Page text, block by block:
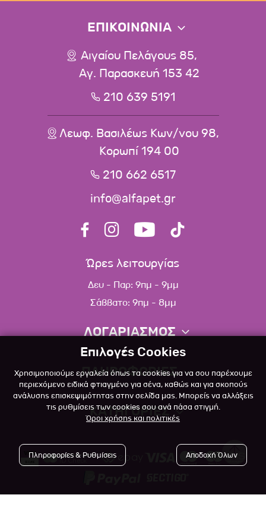
ΕΠΙΚΟΙΝΩΝΙΑ
Αιγαίου Πελάγους 85,
Αγ. Παρασκευή 153 42
210 639 5191
Λεωφ. Βασιλέως Κων/νου 98,
Κορωπί 194 00
210 662 6517
info@alfapet.gr
Ώρες λειτουργίας
Δευ - Παρ: 9πμ - 9μμ
Σάββατο: 9πμ - 8μμ
ΛΟΓΑΡΙΑΣΜΟΣ
Πληροφορίες λογαριασμού
Λίστα αγαπημένων
Πολιτική επιστροφών
ΠΛΗΡΟΦΟΡΙΕΣ
Σχετικά
Επικοινωνία
Blog
Όροι Χρήσης
Πολιτική Απορρήτου
ΚΑΤΗΓΟΡΙΕΣ
Επιλογές Cookies
Χρησιμοποιούμε εργαλεία όπως τα cookies για να σου παρέχουμε
περιεχόμενο ειδικά φτιαγμένο για σένα, καθώς και για σκοπούς
ανάλυσης επισκεψιμότητας στην σελίδα μας. Μπορείς να αλλάξεις
τις ρυθμίσεις των cookies σου ανά πάσα στιγμή.
Όροι χρήσης και πολιτικές
Πληροφορίες & Ρυθμίσεις Αποδοχή Όλων